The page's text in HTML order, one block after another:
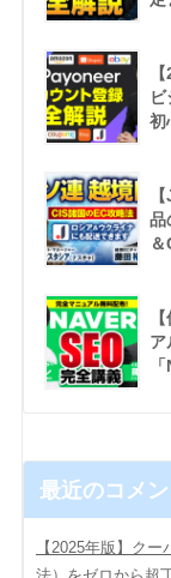
初
品
ア
最近のコメン
【2025年版】ク